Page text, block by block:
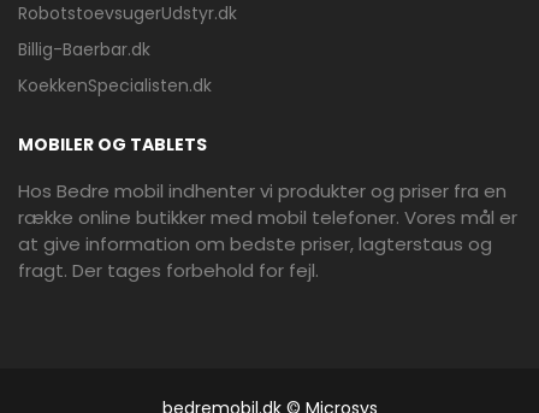
RobotstoevsugerUdstyr.dk
Billig-Baerbar.dk
KoekkenSpecialisten.dk
MOBILER OG TABLETS
Hos Bedre mobil indhenter vi produkter og priser fra en
række online butikker med mobil telefoner. Vores mål er
at give information om bedste priser, lagterstaus og
fragt. Der tages forbehold for fejl.
bedremobil.dk © Microsys